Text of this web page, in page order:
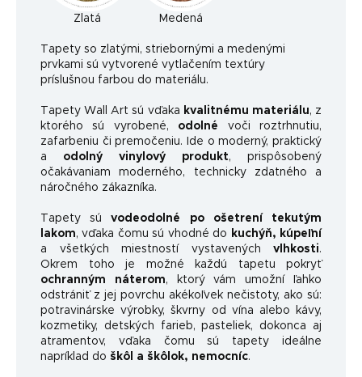
Zlatá Medená
Tapety so zlatými, striebornými a medenými
prvkami sú vytvorené vytlačením textúry
príslušnou farbou do materiálu.
Tapety Wall Art sú vďaka kvalitnému materiálu, z
ktorého sú vyrobené, odolné voči roztrhnutiu,
zafarbeniu či premočeniu. Ide o moderný, praktický
a odolný vinylový produkt, prispôsobený
očakávaniam moderného, ​​technicky zdatného a
náročného zákazníka.
Tapety súvodeodolné po ošetrení tekutým
lakom, vďaka čomu sú vhodné do
kuchýň, kúpeľní
a všetkých miestností vystavených vlhkosti.
Okrem toho je možné každú tapetu pokryť
ochranným náterom, ktorý vám umožní ľahko
odstrániť z jej povrchu akékoľvek nečistoty, ako sú:
potravinárske výrobky, škvrny od vína alebo kávy,
kozmetiky, detských farieb, pasteliek, dokonca aj
atramentov, vďaka čomu sú tapety ideálne
napríklad do škôl a škôlok, nemocníc.